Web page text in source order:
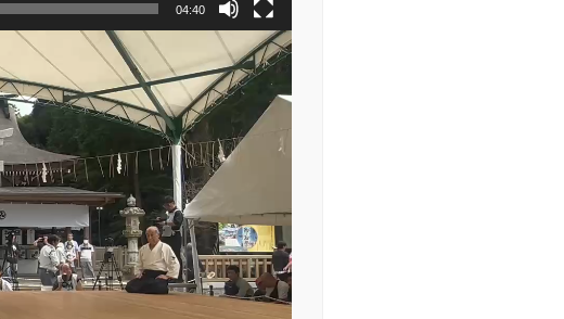
04:40